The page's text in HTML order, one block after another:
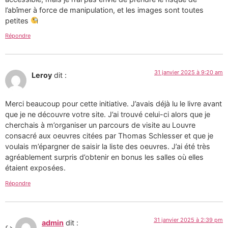
l’abîmer à force de manipulation, et les images sont toutes
petites
Répondre
Leroy dit : 31 janvier 2025 à 9:20 am
Merci beaucoup pour cette initiative. J’avais déjà lu le livre avant
que je ne découvre votre site. J’ai trouvé celui-ci alors que je
cherchais à m’organiser un parcours de visite au Louvre
consacré aux oeuvres citées par Thomas Schlesser et que je
voulais m’épargner de saisir la liste des oeuvres. J’ai été très
agréablement surpris d’obtenir en bonus les salles où elles
étaient exposées.
Répondre
admin dit : 31 janvier 2025 à 2:39 pm